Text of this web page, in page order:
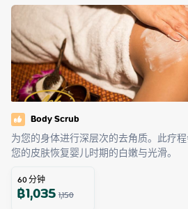
Body Scrub
为您的身体进行深层次的去角质。此疗
您的皮肤恢复婴儿时期的白嫩与光滑。
60分钟
฿1,0351,150